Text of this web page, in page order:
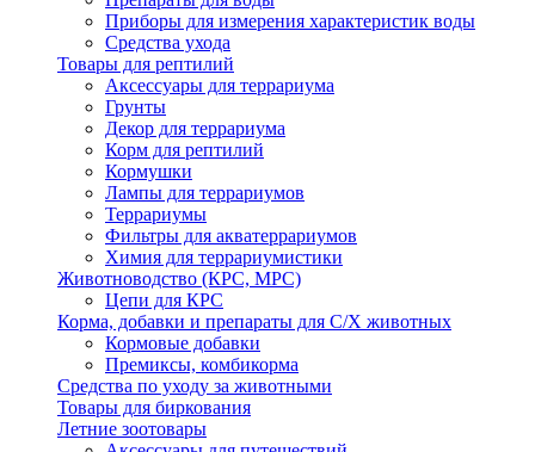
Приборы для измерения характеристик воды
Средства ухода
Товары для рептилий
Аксессуары для террариума
Грунты
Декор для террариума
Корм для рептилий
Кормушки
Лампы для террариумов
Террариумы
Фильтры для акватеррариумов
Химия для террариумистики
Животноводство (КРС, МРС)
Цепи для КРС
Корма, добавки и препараты для С/Х животных
Кормовые добавки
Премиксы, комбикорма
Средства по уходу за животными
Товары для биркования
Летние зоотовары